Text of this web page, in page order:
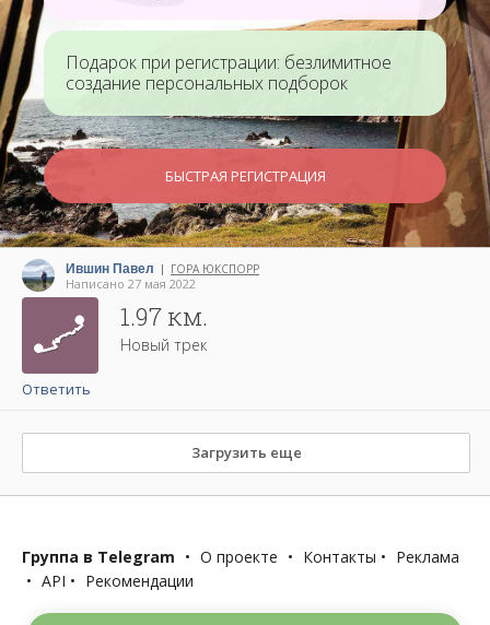
Подарок при регистрации: безлимитное
создание персональных подборок
БЫСТРАЯ РЕГИСТРАЦИЯ
Ившин Павел | ГОРА ЮКСПОРР
Написано 27 мая 2022
1.97 км.
Новый трек
Ответить
Загрузить еще
Группа в Telegram • О проекте • Контакты • Реклама
• API • Рекомендации